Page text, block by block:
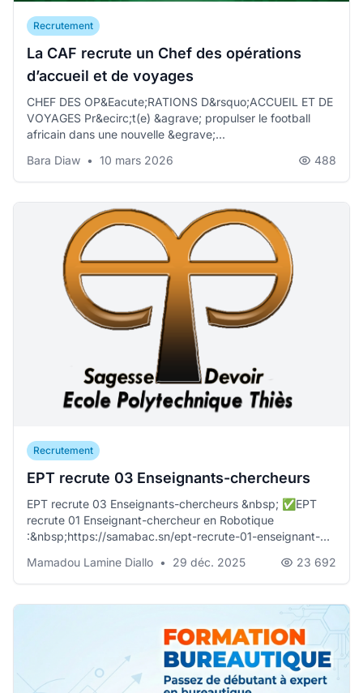
Recrutement
La CAF recrute un Chef des opérations
d’accueil et de voyages
CHEF DES OP&Eacute;RATIONS D&rsquo;ACCUEIL ET DE
VOYAGES Pr&ecirc;t(e) &agrave; propulser le football
africain dans une nouvelle &egrave;...
Bara Diaw • 10 mars 2026 488
Recrutement
EPT recrute 03 Enseignants-chercheurs
EPT recrute 03 Enseignants-chercheurs &nbsp; ✅EPT
recrute 01 Enseignant-chercheur en Robotique
:&nbsp;https://samabac.sn/ept-recrute-01-enseignant-
Mamadou Lamine Diallo • 29 déc. 2025 23 692